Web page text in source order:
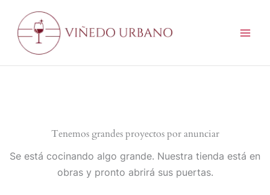
contenido
Tenemos grandes proyectos por anunciar
Se está cocinando algo grande. Nuestra tienda está en
obras y pronto abrirá sus puertas.